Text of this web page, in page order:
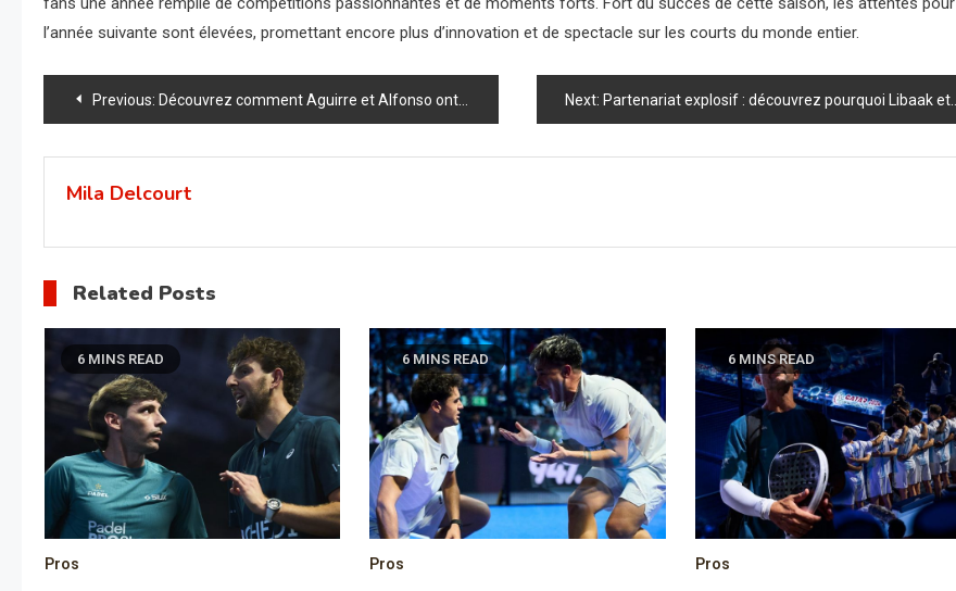
l’année suivante sont élevées, promettant encore plus d’innovation et de spectacle sur les courts du monde entier.
Navigation
de
l’article
Previous: Découvrez comment Aguirre et Alfonso ont enflammé le Venezuela avec une victoire historique ! Next: Partenariat explosif : découvrez pourquoi Libaak et Tello seront les stars du padel en 2025 !
Mila Delcourt
Related Posts
6 MINS READ
Pros
6 MINS READ
Pros
6 MINS READ
Pros